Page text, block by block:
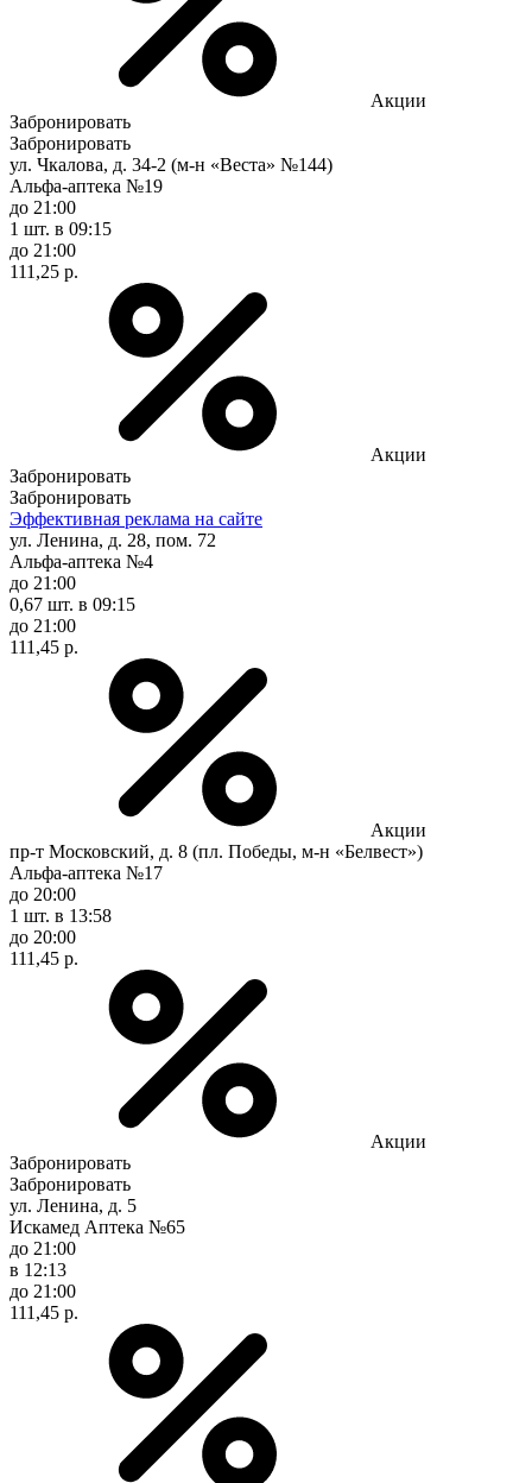
Акции
Забронировать
Забронировать
ул. Чкалова, д. 34-2 (м-н «Веста» №144)
Альфа-аптека №19
до 21:00
1 шт. в 09:15
до 21:00
111,25 р.
Акции
Забронировать
Забронировать
Эффективная реклама на сайте
ул. Ленина, д. 28, пом. 72
Альфа-аптека №4
до 21:00
0,67 шт. в 09:15
до 21:00
111,45 р.
Акции
пр-т Московский, д. 8 (пл. Победы, м-н «Белвест»)
Альфа-аптека №17
до 20:00
1 шт. в 13:58
до 20:00
111,45 р.
Акции
Забронировать
Забронировать
ул. Ленина, д. 5
Искамед Аптека №65
до 21:00
в 12:13
до 21:00
111,45 р.